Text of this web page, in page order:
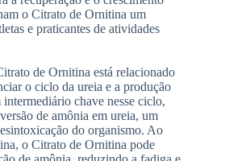
o Citrato de Ornitina um
e praticantes de atividades
de Ornitina está relacionado
o ciclo da ureia e a produção
chave nesse ciclo,
de amônia em ureia, um
do organismo. Ao
o Citrato de Ornitina pode